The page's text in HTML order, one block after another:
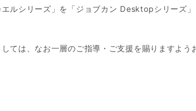
ルシリーズ」を「ジョブカン Desktopシリーズ
ては、なお一層のご指導・ご支援を賜りますよう